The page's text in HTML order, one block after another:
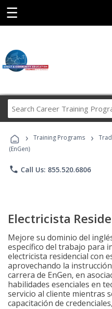
☰
› Training Programs ›
(EnGen)
phone Call Us: 855.520.6806
Electricista
Mejore su dominio del
específico del trabajo para
electricista residencial con
aprovechando la
carrera de EnGen, en
habilidades esenciales en
servicio al cliente mientras
capacitación de